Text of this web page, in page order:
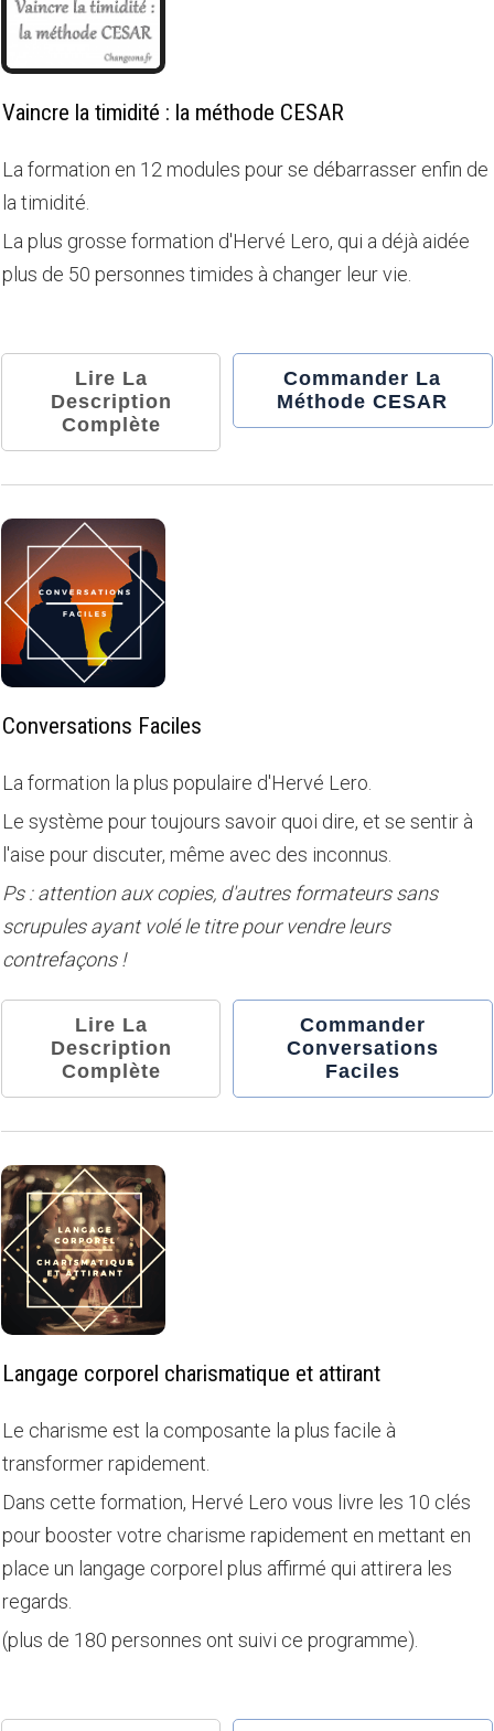
Vaincre la timidité : la méthode CESAR
La formation en 12 modules pour se débarrasser enfin de
la timidité.
La plus grosse formation d'Hervé Lero, qui a déjà aidée
plus de 50 personnes timides à changer leur vie.
Lire La
Description
Complète
Commander La
Méthode CESAR
Conversations Faciles
La formation la plus populaire d'Hervé Lero.
Le système pour toujours savoir quoi dire, et se sentir à
l'aise pour discuter, même avec des inconnus.
Ps : attention aux copies, d'autres formateurs sans
scrupules ayant volé le titre pour vendre leurs
contrefaçons !
Lire La
Description
Complète
Commander
Conversations
Faciles
Langage corporel charismatique et attirant
Le charisme est la composante la plus facile à
transformer rapidement.
Dans cette formation, Hervé Lero vous livre les 10 clés
pour booster votre charisme rapidement en mettant en
place un langage corporel plus affirmé qui attirera les
regards.
(plus de 180 personnes ont suivi ce programme).